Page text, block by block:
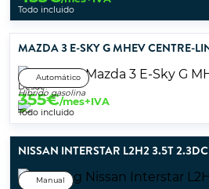
Todo incluido
MAZDA 3 E-SKY G MHEV CENTRE-
Automático
Híbrido gasolina
Desde:
355€/mes+IVA
Todo incluido
NISSAN INTERSTAR L2H2 3.5T
Manual